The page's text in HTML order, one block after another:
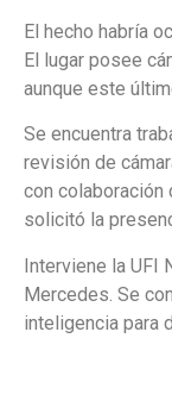
El hecho habría
El lugar posee
aunque este
Se encuentra
revisión de
con colaboración
solicitó la
Interviene la UFI
Mercedes. Se
inteligencia para